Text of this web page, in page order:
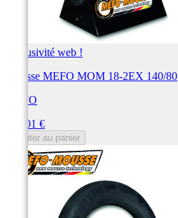
Exclusivité web !
Mousse MEFO MOM 18-2EX 140/80
MEFO
152,01 €
Ajouter au panier